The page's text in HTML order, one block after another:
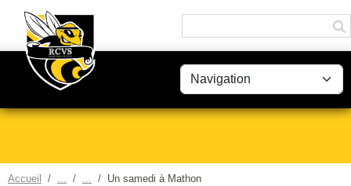
Accueil Un samedi à Mathon
Panneau de gestion des cookies